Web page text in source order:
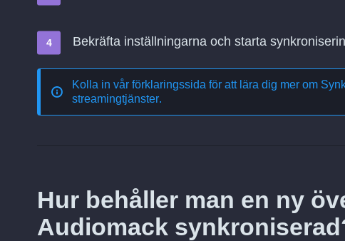
Bekräfta inställningarna och starta
Kolla in vår förklaringssida för att lära dig mer om
streamingtjänster.
Hur behåller man en ny
Audiomack